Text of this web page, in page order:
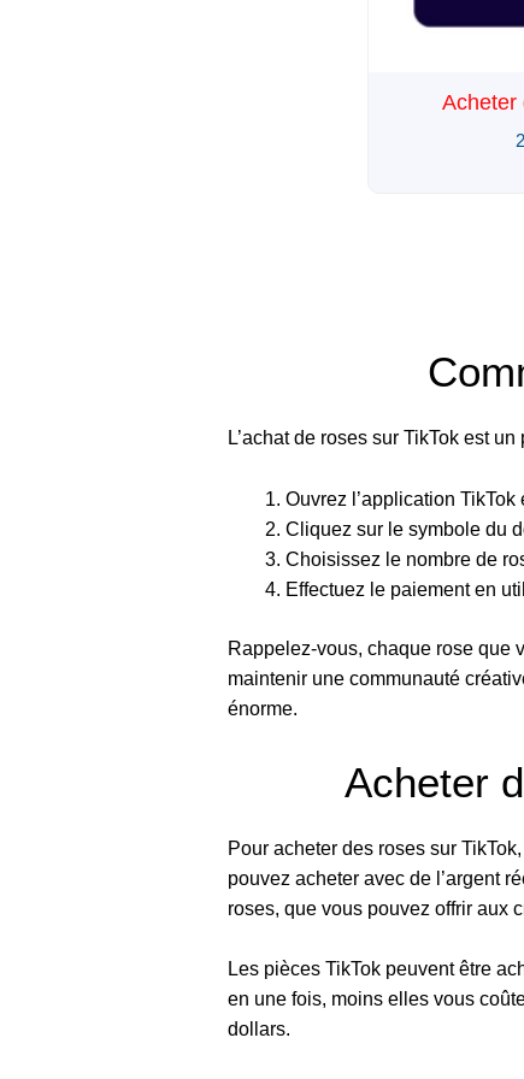
Acheter
L’achat de roses sur TikTok est
Ouvrez l’application
Cliquez sur le symbole du
Choisissez le nombre de
Effectuez le paiement en
Rappelez-vous, chaque rose que
maintenir une communauté
énorme.
Acheter
Pour acheter des roses sur TikTok,
pouvez acheter avec de l’argent
roses, que vous pouvez offrir aux
Les pièces TikTok peuvent être
en une fois, moins elles vous
dollars.